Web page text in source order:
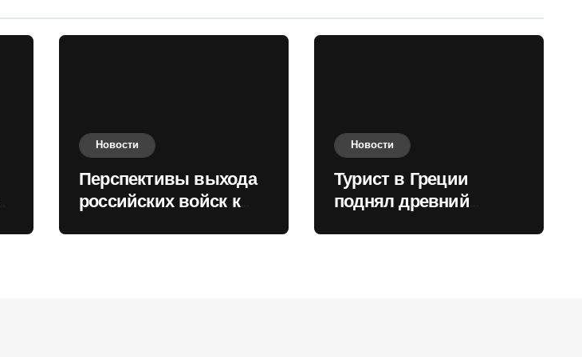
Новости
Перспективы выхода
российских войск к
Новости
Турист в Греции
поднял древний